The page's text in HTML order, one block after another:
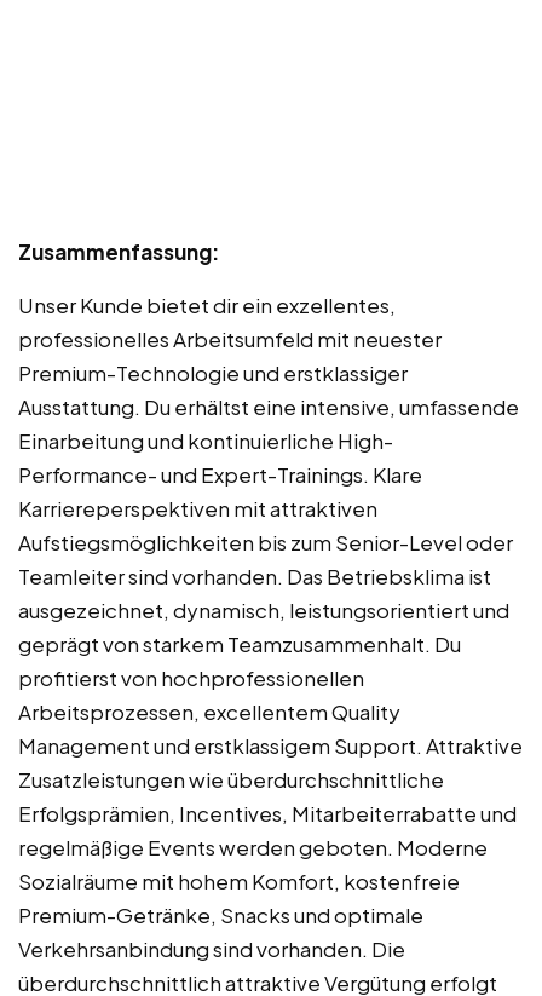
Zusammenfassung:
Unser Kunde bietet dir ein exzellentes,
professionelles Arbeitsumfeld mit neuester
Premium-Technologie und erstklassiger
Ausstattung. Du erhältst eine intensive, umfassende
Einarbeitung und kontinuierliche High-
Performance- und Expert-Trainings. Klare
Karriereperspektiven mit attraktiven
Aufstiegsmöglichkeiten bis zum Senior-Level oder
Teamleiter sind vorhanden. Das Betriebsklima ist
ausgezeichnet, dynamisch, leistungsorientiert und
geprägt von starkem Teamzusammenhalt. Du
profitierst von hochprofessionellen
Arbeitsprozessen, excellentem Quality
Management und erstklassigem Support. Attraktive
Zusatzleistungen wie überdurchschnittliche
Erfolgsprämien, Incentives, Mitarbeiterrabatte und
regelmäßige Events werden geboten. Moderne
Sozialräume mit hohem Komfort, kostenfreie
Premium-Getränke, Snacks und optimale
Verkehrsanbindung sind vorhanden. Die
überdurchschnittlich attraktive Vergütung erfolgt